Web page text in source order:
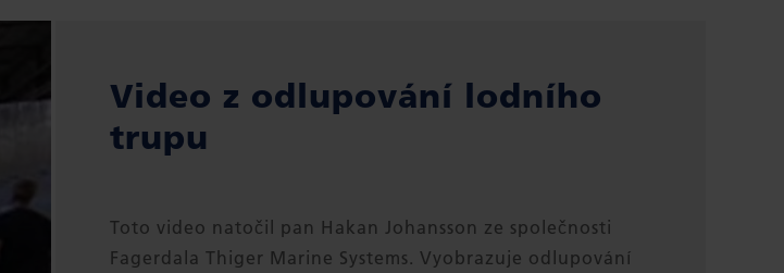
Video z odlupování lodního
trupu
Toto video natočil pan Hakan Johansson ze společnosti
Fagerdala Thiger Marine Systems. Vyobrazuje odlupování